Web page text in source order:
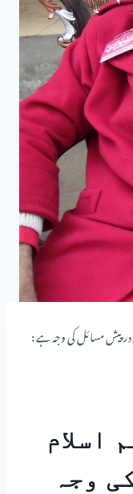
مسائل کی وجہ ہے :
اسلام
وجہ